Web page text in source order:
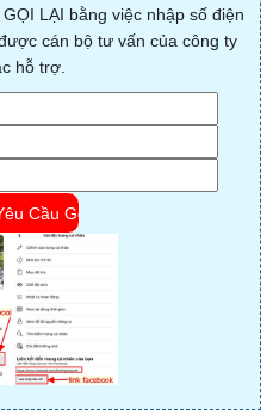
LẠI bằng việc nhập số điện
cán bộ tư vấn của công ty
hỗ trợ.